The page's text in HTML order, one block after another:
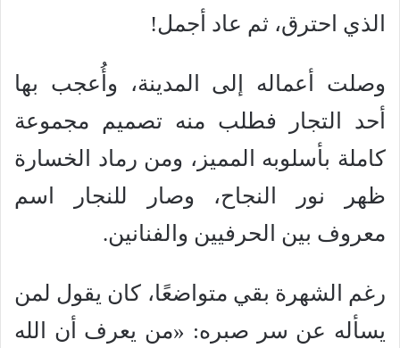
الذي احترق، ثم عاد أجمل!
وصلت أعماله إلى المدينة، وأُعجب بها
أحد التجار فطلب منه تصميم مجموعة
كاملة بأسلوبه المميز، ومن رماد الخسارة
ظهر نور النجاح، وصار للنجار اسم
معروف بين الحرفيين والفنانين.
رغم الشهرة بقي متواضعًا، كان يقول لمن
يسأله عن سر صبره: «من يعرف أن الله